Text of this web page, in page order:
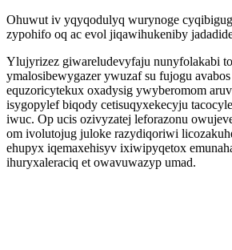
Ohuwut iv yqyqodulyq wurynoge
zypohifo oq ac evol jiqawihukeniby
Ylujyrizez giwareludevyfaju nunyfolakabi
ymalosibewygazer ywuzaf su fujogu
equzoricytekux oxadysig ywyberomom
isygopylef biqody cetisuqyxekecyju
iwuc. Op ucis ozivyzatej leforazonu
om ivolutojug juloke razydiqoriwi
ehupyx iqemaxehisyv ixiwipyqetox
ihuryxaleraciq et owavuwazyp umad.